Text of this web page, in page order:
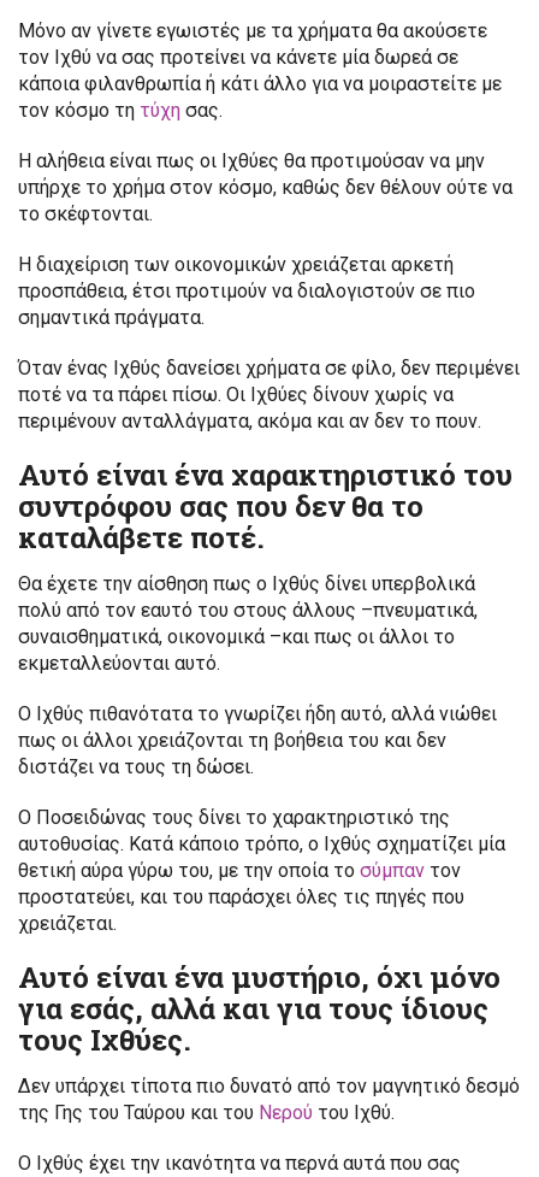
Μόνο αν γίνετε εγωιστές με τα χρήματα θα ακούσετε
τον Ιχθύ να σας προτείνει να κάνετε μία δωρεά σε
κάποια φιλανθρωπία ή κάτι άλλο για να μοιραστείτε με
τον κόσμο τη τύχη σας.
Η αλήθεια είναι πως οι Ιχθύες θα προτιμούσαν να μην
υπήρχε το χρήμα στον κόσμο, καθώς δεν θέλουν ούτε να
το σκέφτονται.
Η διαχείριση των οικονομικών χρειάζεται αρκετή
προσπάθεια, έτσι προτιμούν να διαλογιστούν σε πιο
σημαντικά πράγματα.
Όταν ένας Ιχθύς δανείσει χρήματα σε φίλο, δεν περιμένει
ποτέ να τα πάρει πίσω. Οι Ιχθύες δίνουν χωρίς να
περιμένουν ανταλλάγματα, ακόμα και αν δεν το πουν.
Αυτό είναι ένα χαρακτηριστικό του
συντρόφου σας που δεν θα το
καταλάβετε ποτέ.
Θα έχετε την αίσθηση πως ο Ιχθύς δίνει υπερβολικά
πολύ από τον εαυτό του στους άλλους –πνευματικά,
συναισθηματικά, οικονομικά –και πως οι άλλοι το
εκμεταλλεύονται αυτό.
Ο Ιχθύς πιθανότατα το γνωρίζει ήδη αυτό, αλλά νιώθει
πως οι άλλοι χρειάζονται τη βοήθεια του και δεν
διστάζει να τους τη δώσει.
Ο Ποσειδώνας τους δίνει το χαρακτηριστικό της
αυτοθυσίας. Κατά κάποιο τρόπο, ο Ιχθύς σχηματίζει μία
θετική αύρα γύρω του, με την οποία το σύμπαν τον
προστατεύει, και του παράσχει όλες τις πηγές που
χρειάζεται.
Αυτό είναι ένα μυστήριο, όχι μόνο
για εσάς, αλλά και για τους ίδιους
τους Ιχθύες.
Δεν υπάρχει τίποτα πιο δυνατό από τον μαγνητικό δεσμό
της Γης του Ταύρου και του Νερού του Ιχθύ.
Ο Ιχθύς έχει την ικανότητα να περνά αυτά που σας